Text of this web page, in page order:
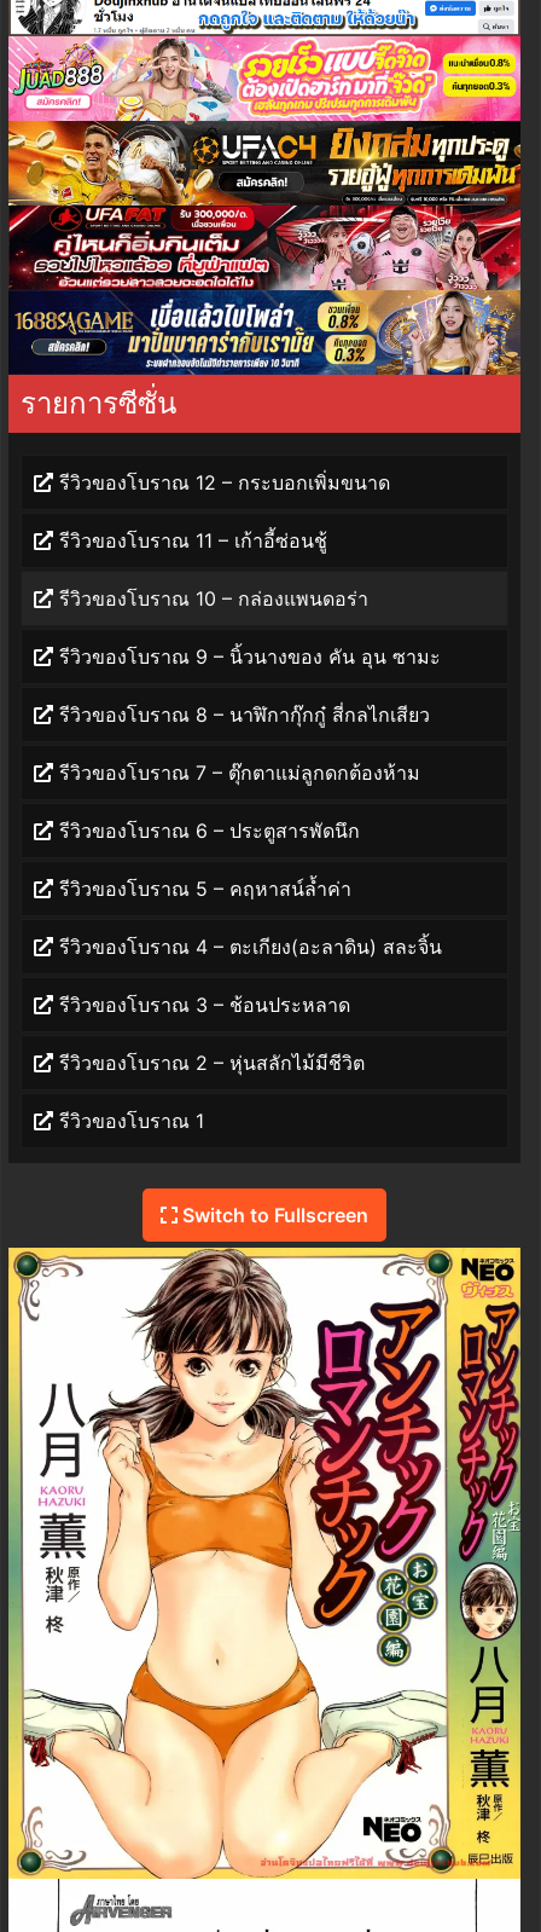
รายการซีซั่น
รีวิวของโบราณ 12 – กระบอกเพิ่มขนาด
รีวิวของโบราณ 11 – เก้าอี้ซ่อนชู้
รีวิวของโบราณ 10 – กล่องแพนดอร่า
รีวิวของโบราณ 9 – นิ้วนางของ คัน อุน ซามะ
รีวิวของโบราณ 8 – นาฬิกากุ๊กกู๋ สี่กลไกเสียว
รีวิวของโบราณ 7 – ตุ๊กตาแม่ลูกดกต้องห้าม
รีวิวของโบราณ 6 – ประตูสารพัดนึก
รีวิวของโบราณ 5 – คฤหาสน์ล้ำค่า
รีวิวของโบราณ 4 – ตะเกียง(อะลาดิน) สละจิ้น
รีวิวของโบราณ 3 – ช้อนประหลาด
รีวิวของโบราณ 2 – หุ่นสลักไม้มีชีวิต
รีวิวของโบราณ 1
Switch to Fullscreen